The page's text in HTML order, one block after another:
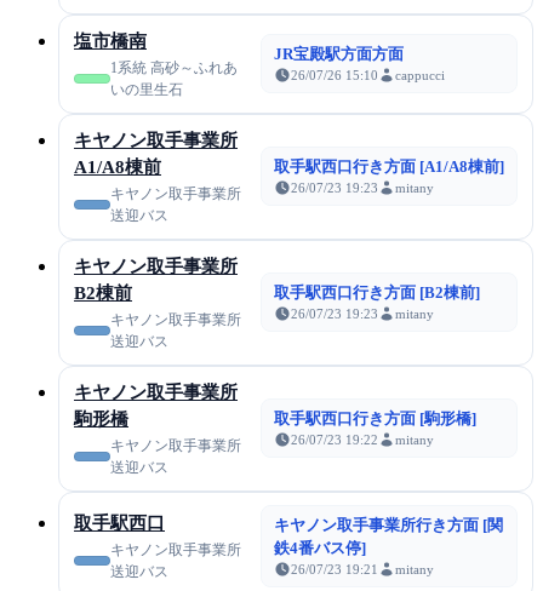
塩市橋南
1系統 高砂～ふれあ
いの里生石
JR宝殿駅方面方面
26/07/26 15:10 cappucci
キヤノン取手事業所
A1/A8棟前
キヤノン取手事業所
送迎バス
取手駅西口行き方面 [A1/A8棟前]
26/07/23 19:23 mitany
キヤノン取手事業所
B2棟前
キヤノン取手事業所
送迎バス
取手駅西口行き方面 [B2棟前]
26/07/23 19:23 mitany
キヤノン取手事業所
駒形橋
キヤノン取手事業所
送迎バス
取手駅西口行き方面 [駒形橋]
26/07/23 19:22 mitany
取手駅西口
キヤノン取手事業所
送迎バス
キヤノン取手事業所行き方面 [関
鉄4番バス停]
26/07/23 19:21 mitany